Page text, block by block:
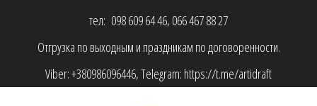
тел: 098 609 64 46, 066 467 88 27
Отгрузка по выходным и праздникам по договоренности.
Viber:+380986096446, Telegram: https://t.me/artidraft